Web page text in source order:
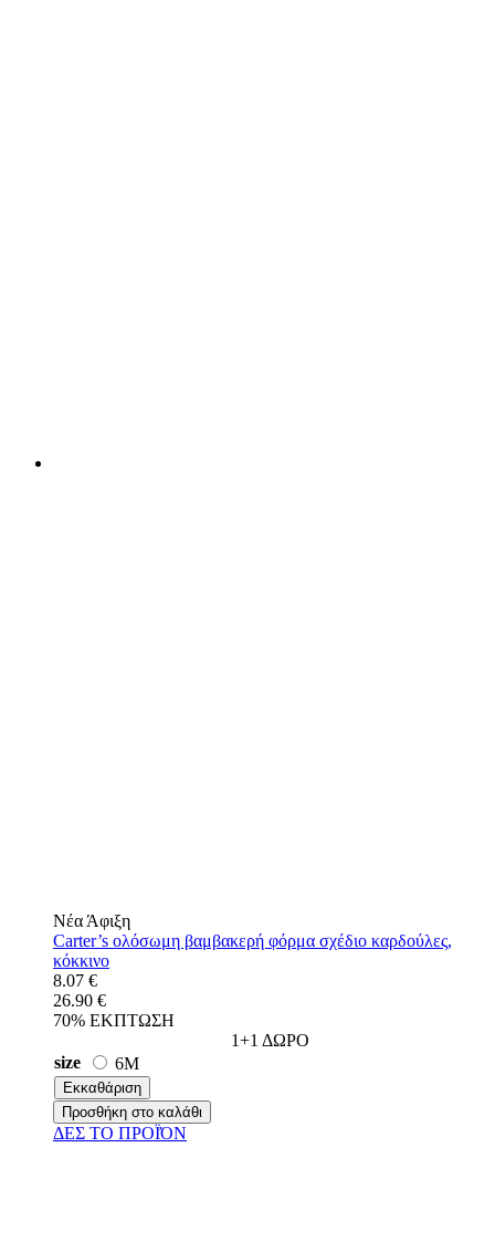
Νέα Άφιξη
Carter’s ολόσωμη βαμβακερή φόρμα σχέδιο καρδούλες,
κόκκινο
8.07 €
26.90 €
70% ΕΚΠΤΩΣΗ
1+1 ΔΩΡΟ
size
6M
Εκκαθάριση
Προσθήκη στο καλάθι
ΔΕΣ ΤO ΠΡΟΪΌΝ